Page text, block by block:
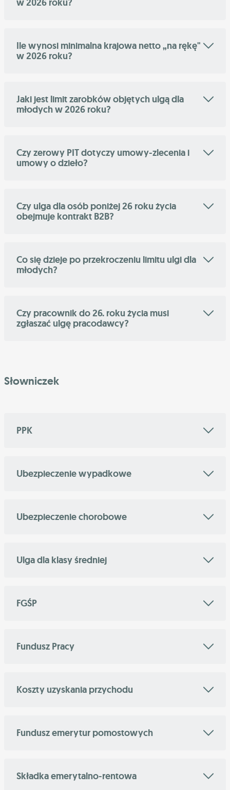
w 2026 roku?
Ile wynosi minimalna krajowa netto „na rękę"
w 2026 roku?
Jaki jest limit zarobków objętych ulgą dla
młodych w 2026 roku?
Czy zerowy PIT dotyczy umowy-zlecenia i
umowy o dzieło?
Czy ulga dla osób poniżej 26 roku życia
obejmuje kontrakt B2B?
Co się dzieje po przekroczeniu limitu ulgi dla
młodych?
Czy pracownik do 26. roku życia musi
zgłaszać ulgę pracodawcy?
Słowniczek
PPK
Ubezpieczenie wypadkowe
Ubezpieczenie chorobowe
Ulga dla klasy średniej
FGŚP
Fundusz Pracy
Koszty uzyskania przychodu
Fundusz emerytur pomostowych
Składka emerytalno-rentowa